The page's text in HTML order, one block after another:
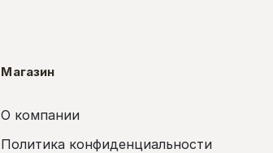
Магазин
О компании
Политика конфиденциальности